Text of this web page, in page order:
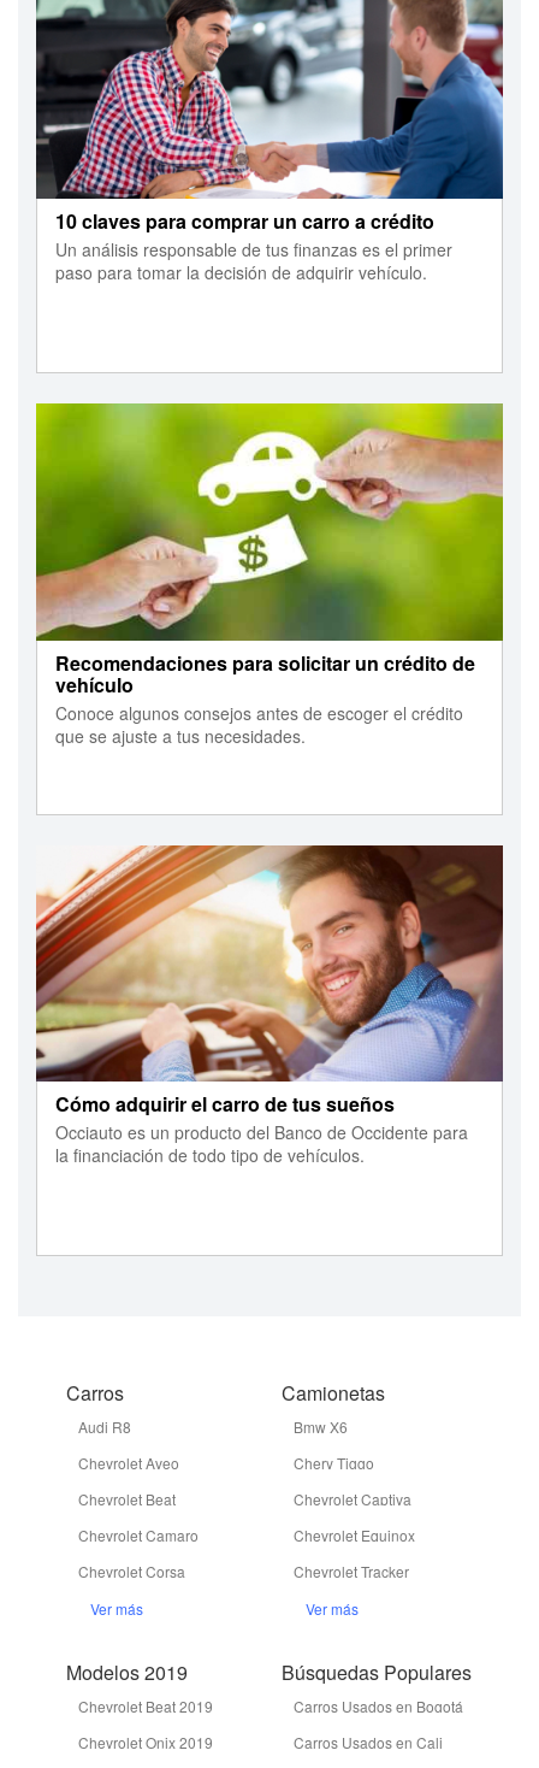
10 claves para comprar un carro a crédito
Un análisis responsable de tus finanzas es el primer
paso para tomar la decisión de adquirir vehículo.
Recomendaciones para solicitar un crédito de
vehículo
Conoce algunos consejos antes de escoger el crédito
que se ajuste a tus necesidades.
Cómo adquirir el carro de tus sueños
Occiauto es un producto del Banco de Occidente para
la financiación de todo tipo de vehículos.
Carros
Audi R8
Chevrolet Aveo
Chevrolet Beat
Chevrolet Camaro
Chevrolet Corsa
Ver más
Camionetas
Bmw X6
Chery Tiggo
Chevrolet Captiva
Chevrolet Equinox
Chevrolet Tracker
Ver más
Modelos 2019
Chevrolet Beat 2019
Chevrolet Onix 2019
Búsquedas Populares
Carros Usados en Bogotá
Carros Usados en Cali